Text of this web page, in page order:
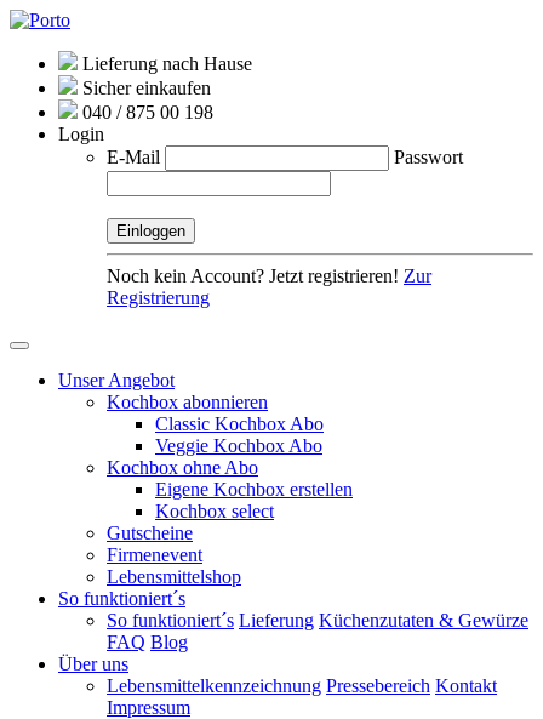
Lieferung nach Hause
Sicher einkaufen
040 / 875 00 198
Login
E-Mail
Passwort
Noch kein Account? Jetzt registrieren! Zur
Registrierung
Unser Angebot
Kochbox abonnieren
Classic Kochbox Abo
Veggie Kochbox Abo
Kochbox ohne Abo
Eigene Kochbox erstellen
Kochbox select
Gutscheine
Firmenevent
Lebensmittelshop
So funktioniert´s
So funktioniert´s Lieferung Küchenzutaten & Gewürze
FAQ Blog
Über uns
Lebensmittelkennzeichnung Pressebereich Kontakt
Impressum